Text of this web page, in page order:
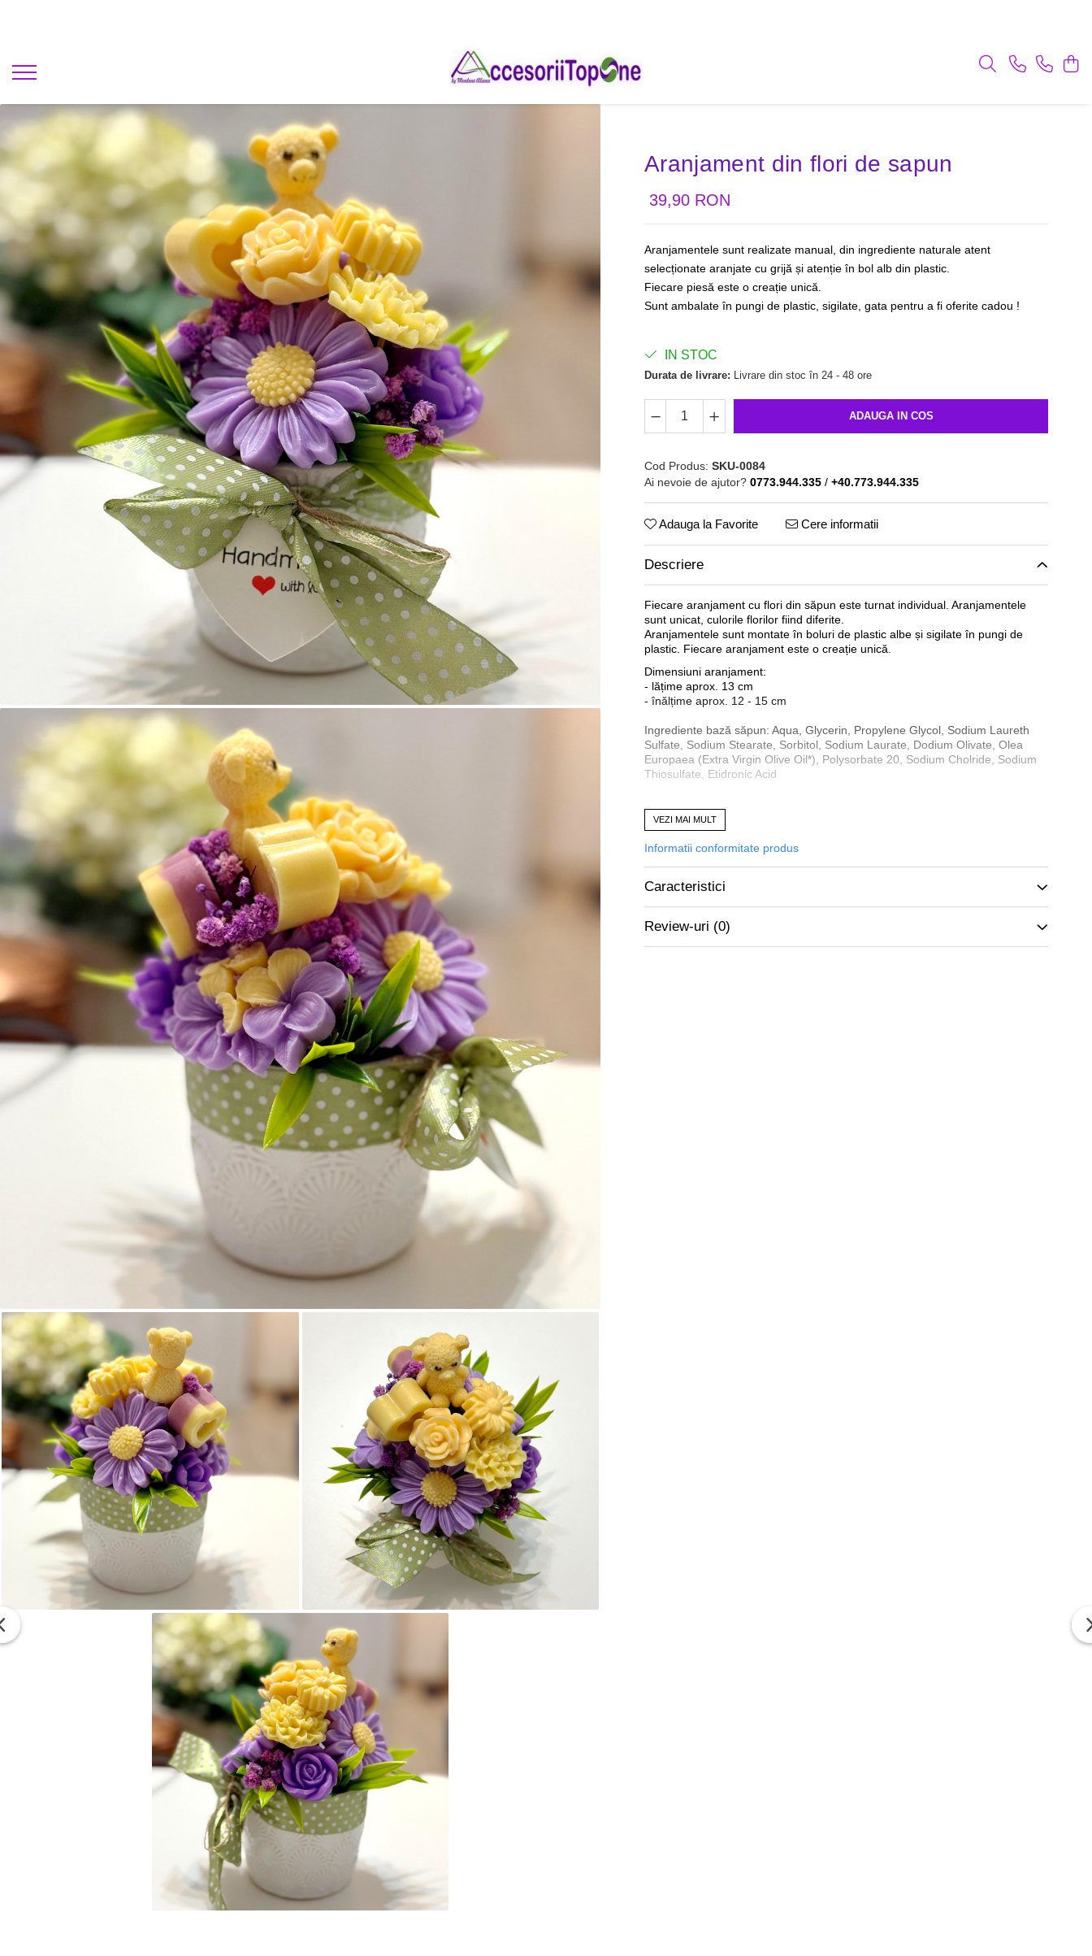
Aranjament din flori de sapun
39,90 RON
Aranjamentele sunt realizate manual, din ingrediente naturale atent
selecționate aranjate cu grijă și atenție în bol alb din plastic.
Fiecare piesă este o creație unică.
Sunt ambalate în pungi de plastic, sigilate, gata pentru a fi oferite cadou !
IN STOC
Durata de livrare: Livrare din stoc în 24 - 48 ore
ADAUGA IN COS
Cod Produs: SKU-0084
Ai nevoie de ajutor? 0773.944.335 / +40.773.944.335
Adauga la Favorite Cere informatii
Descriere
Fiecare aranjament cu flori din săpun este turnat individual. Aranjamentele
sunt unicat, culorile florilor fiind diferite.
Aranjamentele sunt montate în boluri de plastic albe și sigilate în pungi de
plastic. Fiecare aranjament este o creație unică.
Dimensiuni aranjament:
- lățime aprox. 13 cm
- înălțime aprox. 12 - 15 cm
Ingrediente bază săpun: Aqua, Glycerin, Propylene Glycol, Sodium Laureth
Sulfate, Sodium Stearate, Sorbitol, Sodium Laurate, Dodium Olivate, Olea
Europaea (Extra Virgin Olive Oil*), Polysorbate 20, Sodium Cholride, Sodium
Thiosulfate, Etidronic Acid
Produs vândut de
Mai multe informații:0773.944.335
Prețurile afișate conțin T.V.A.
VEZI MAI MULT
Informatii conformitate produs
Caracteristici
Review-uri (0)